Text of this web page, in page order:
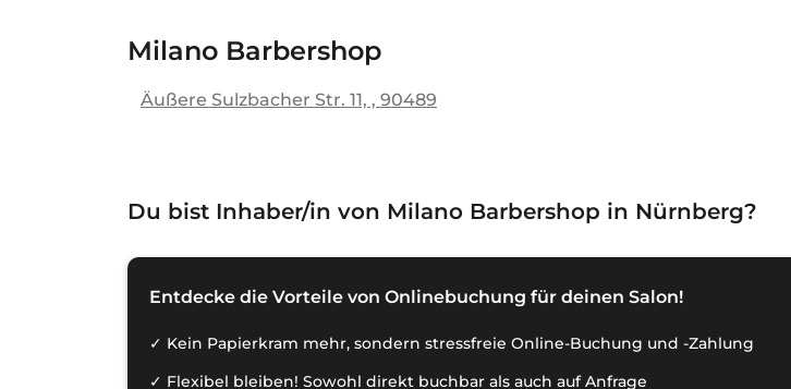
Milano Barbershop
Äußere Sulzbacher Str. 11, , 90489
Du bist Inhaber/in von Milano Barbershop in Nürnberg?
Entdecke die Vorteile von Onlinebuchung für deinen Salon!
Kein Papierkram mehr, sondern stressfreie Online-Buchung und -Zahlung
Flexibel bleiben! Sowohl direkt buchbar als auch auf Anfrage